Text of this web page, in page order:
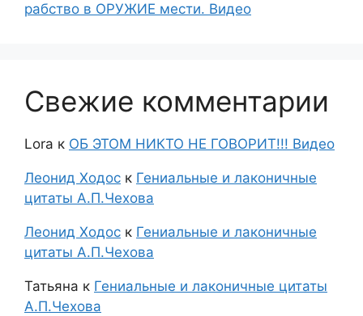
рабство в ОРУЖИЕ мести. Видео
Свежие комментарии
Lora к ОБ ЭТОМ НИКТО НЕ ГОВОРИТ!!! Видео
Леонид Ходос к Гениальные и лаконичные
цитаты А.П.Чехова
Леонид Ходос к Гениальные и лаконичные
цитаты А.П.Чехова
Татьяна к Гениальные и лаконичные цитаты
А.П.Чехова